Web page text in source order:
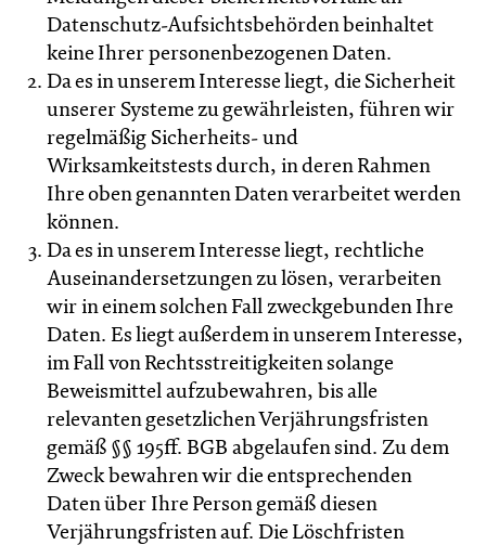
Datenschutz-Aufsichtsbehörden beinhaltet
keine Ihrer personenbezogenen Daten.
Da es in unserem Interesse liegt, die Sicherheit
unserer Systeme zu gewährleisten, führen wir
regelmäßig Sicherheits- und
Wirksamkeitstests durch, in deren Rahmen
Ihre oben genannten Daten verarbeitet werden
können.
Da es in unserem Interesse liegt, rechtliche
Auseinandersetzungen zu lösen, verarbeiten
wir in einem solchen Fall zweckgebunden Ihre
Daten. Es liegt außerdem in unserem Interesse,
im Fall von Rechtsstreitigkeiten solange
Beweismittel aufzubewahren, bis alle
relevanten gesetzlichen Verjährungsfristen
gemäß §§ 195ff. BGB abgelaufen sind. Zu dem
Zweck bewahren wir die entsprechenden
Daten über Ihre Person gemäß diesen
Verjährungsfristen auf. Die Löschfristen